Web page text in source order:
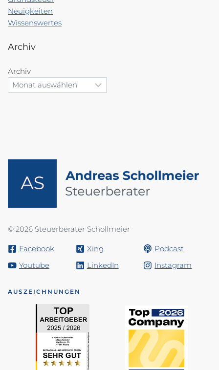
Neuigkeiten
Wissenswertes
Archiv
Archiv
© 2026 Steuerberater Schollmeier
Facebook Xing
Podcast
Youtube
LinkedIn Instagram
AUSZEICHNUNGEN